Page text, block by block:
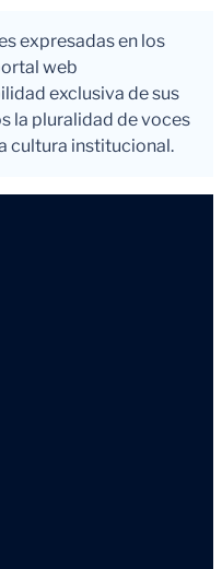
expresadas en los
web
exclusiva de sus
la pluralidad de voces
cultura institucional.